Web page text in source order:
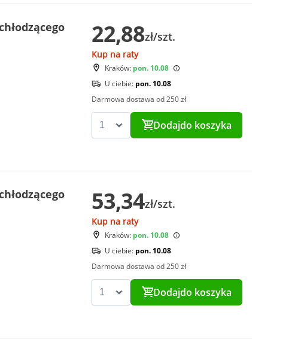
22,88zł/szt.
Kup na raty
Kraków: pon. 10.08
U ciebie: pon. 10.08
Darmowa dostawa od 250 zł
Dodajdo koszyka
53,34zł/szt.
Kup na raty
Kraków: pon. 10.08
U ciebie: pon. 10.08
Darmowa dostawa od 250 zł
Dodajdo koszyka